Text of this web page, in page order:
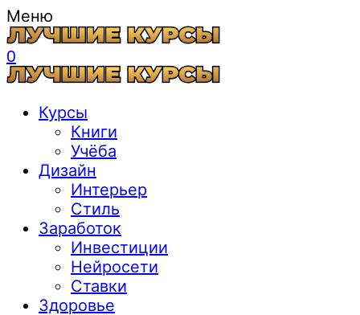
Меню
0
Курсы
Книги
Учёба
Дизайн
Интерьер
Стиль
Заработок
Инвестиции
Нейросети
Ставки
Здоровье